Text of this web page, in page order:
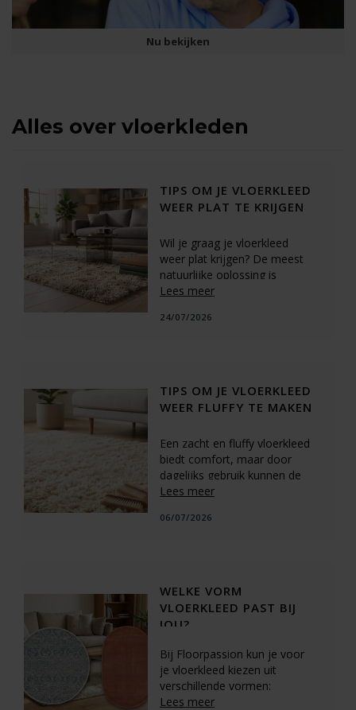
Nu bekijken
Alles over vloerkleden
TIPS OM JE VLOERKLEED
WEER PLAT TE KRIJGEN
Wil je graag je vloerkleed
weer plat krijgen? De meest
natuurlijke oplossing is
geduld, leg het kleed uit en
omgevingstijd (3-7 dagen
platdrukken met zware
voorwerpen zoals boeken.
Lees meer
24/07/2026
TIPS OM JE VLOERKLEED
WEER FLUFFY TE MAKEN
Een zacht en fluffy vloerkleed
biedt comfort, maar door
dagelijks gebruik kunnen de
vezels plat gaan liggen.
methoden om de zachte
hoogste stand voor
hoogpolige kleden, zuig
langzaam en in verschillende
Lees meer
06/07/2026
WELKE VORM
VLOERKLEED PAST BIJ
JOU?
Bij Floorpassion kun je voor
je vloerkleed kiezen uit
verschillende vormen:
rechthoekig, druppel, ellips,
Lees meer